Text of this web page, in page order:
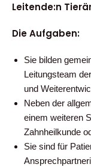
Leitende:n
Die Aufgaben:
Sie bilden
Leitungsteam
und
Neben der
einem weiteren
Zahnheilkunde
Sie sind für